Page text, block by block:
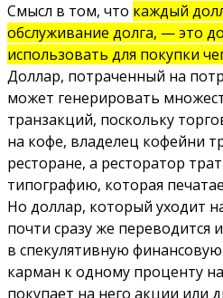
Смысл в том, что каждый
обслуживание долга, — это
использовать для покупки
Доллар, потраченный на
может генерировать
транзакций, поскольку
на кофе, владелец кофейни
ресторане, а ресторатор
типографию, которая
Но доллар, который уходит
почти сразу же переводится
в спекулятивную
карман к одному проценту
покупает на него акции или